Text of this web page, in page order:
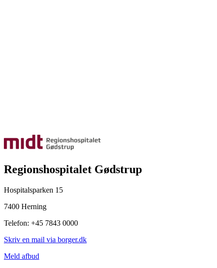
Regionshospitalet Gødstrup
Hospitalsparken 15
7400 Herning
Telefon: +45 7843 0000
Skriv en mail via borger.dk
Meld afbud